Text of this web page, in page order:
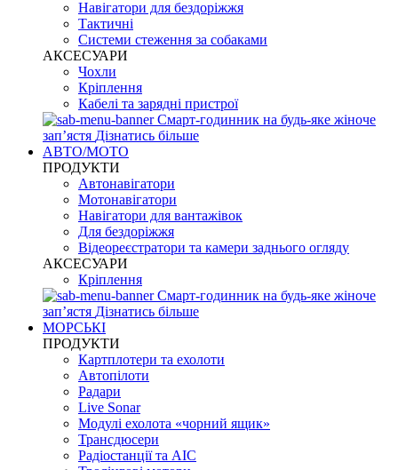
Навігатори для бездоріжжя
Тактичні
Системи стеження за собаками
АКСЕСУАРИ
Чохли
Кріплення
Кабелі та зарядні пристрої
Смарт-годинник на будь-яке жіноче
запʼястя Дізнатись більше
АВТО/МОТО
ПРОДУКТИ
Автонавігатори
Мотонавігатори
Навігатори для вантажівок
Для бездоріжжя
Відеореєстратори та камери заднього огляду
АКСЕСУАРИ
Кріплення
Смарт-годинник на будь-яке жіноче
запʼястя Дізнатись більше
МОРСЬКІ
ПРОДУКТИ
Картплотери та ехолоти
Автопілоти
Радари
Live Sonar
Модулі ехолота «чорний ящик»
Трансдюсери
Радіостанції та АІС